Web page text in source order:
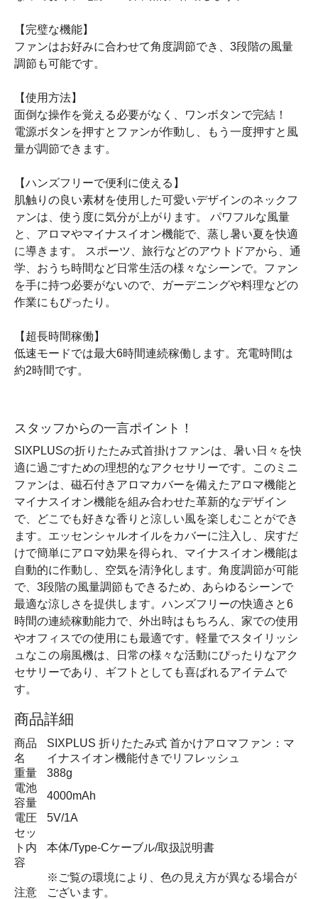
【完璧な機能】
ファンはお好みに合わせて角度調節でき、3段階の風量
調節も可能です。
【使用方法】
面倒な操作を覚える必要がなく、ワンボタンで完結！
電源ボタンを押すとファンが作動し、もう一度押すと風
量が調節できます。
【ハンズフリーで便利に使える】
肌触りの良い素材を使用した可愛いデザインのネックフ
ァンは、使う度に気分が上がります。 パワフルな風量
と、アロマやマイナスイオン機能で、蒸し暑い夏を快適
に導きます。 スポーツ、旅行などのアウトドアから、通
学、おうち時間など日常生活の様々なシーンで。ファン
を手に持つ必要がないので、ガーデニングや料理などの
作業にもぴったり。
【超長時間稼働】
低速モードでは最大6時間連続稼働します。充電時間は
約2時間です。
スタッフからの一言ポイント！
SIXPLUSの折りたたみ式首掛けファンは、暑い日々を快
適に過ごすための理想的なアクセサリーです。このミニ
ファンは、磁石付きアロマカバーを備えたアロマ機能と
マイナスイオン機能を組み合わせた革新的なデザイン
で、どこでも好きな香りと涼しい風を楽しむことができ
ます。エッセンシャルオイルをカバーに注入し、戻すだ
けで簡単にアロマ効果を得られ、マイナスイオン機能は
自動的に作動し、空気を清浄化します。角度調節が可能
で、3段階の風量調節もできるため、あらゆるシーンで
最適な涼しさを提供します。ハンズフリーの快適さと6
時間の連続稼動能力で、外出時はもちろん、家での使用
やオフィスでの使用にも最適です。軽量でスタイリッシ
ュなこの扇風機は、日常の様々な活動にぴったりなアク
セサリーであり、ギフトとしても喜ばれるアイテムで
す。
商品詳細
商品
名
SIXPLUS 折りたたみ式 首かけアロマファン：マ
イナスイオン機能付きでリフレッシュ
重量
388g
電池
容量
4000mAh
電圧
5V/1A
セッ
ト内
容
本体/Type-Cケーブル/取扱説明書
注意
※ご覧の環境により、色の見え方が異なる場合が
ございます。